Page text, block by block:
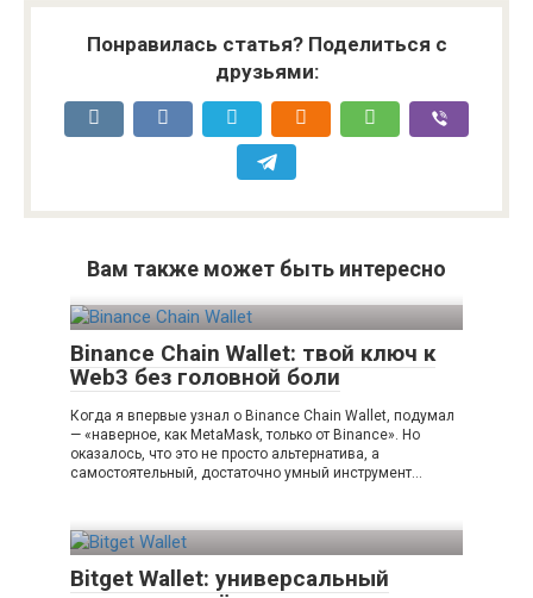
Понравилась статья? Поделиться с
друзьями:
Вам также может быть интересно
Binance Chain Wallet: твой ключ к
Web3 без головной боли
Когда я впервые узнал о Binance Chain Wallet, подумал
— «наверное, как MetaMask, только от Binance». Но
оказалось, что это не просто альтернатива, а
самостоятельный, достаточно умный инструмент…
Bitget Wallet: универсальный